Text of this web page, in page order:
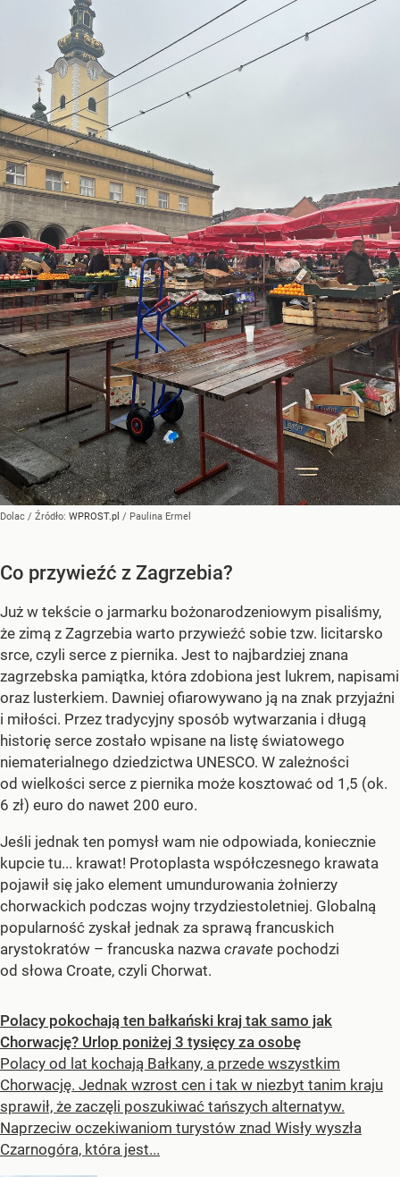
Dolac / Źródło: WPROST.pl / Paulina Ermel
Co przywieźć z Zagrzebia?
Już w tekście o jarmarku bożonarodzeniowym pisaliśmy,
że zimą z Zagrzebia warto przywieźć sobie tzw. licitarsko
srce, czyli serce z piernika. Jest to najbardziej znana
zagrzebska pamiątka, która zdobiona jest lukrem, napisami
oraz lusterkiem. Dawniej ofiarowywano ją na znak przyjaźni
i miłości. Przez tradycyjny sposób wytwarzania i długą
historię serce zostało wpisane na listę światowego
niematerialnego dziedzictwa UNESCO. W zależności
od wielkości serce z piernika może kosztować od 1,5 (ok.
6 zł) euro do nawet 200 euro.
Jeśli jednak ten pomysł wam nie odpowiada, koniecznie
kupcie tu... krawat! Protoplasta współczesnego krawata
pojawił się jako element umundurowania żołnierzy
chorwackich podczas wojny trzydziestoletniej. Globalną
popularność zyskał jednak za sprawą francuskich
arystokratów – francuska nazwa cravate pochodzi
od słowa Croate, czyli Chorwat.
Polacy pokochają ten bałkański kraj tak samo jak
Chorwację? Urlop poniżej 3 tysięcy za osobę
Polacy od lat kochają Bałkany, a przede wszystkim
Chorwację. Jednak wzrost cen i tak w niezbyt tanim kraju
sprawił, że zaczęli poszukiwać tańszych alternatyw.
Naprzeciw oczekiwaniom turystów znad Wisły wyszła
Czarnogóra, która jest...